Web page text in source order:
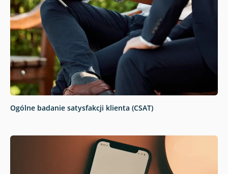
Ogólne badanie satysfakcji klienta (CSAT)